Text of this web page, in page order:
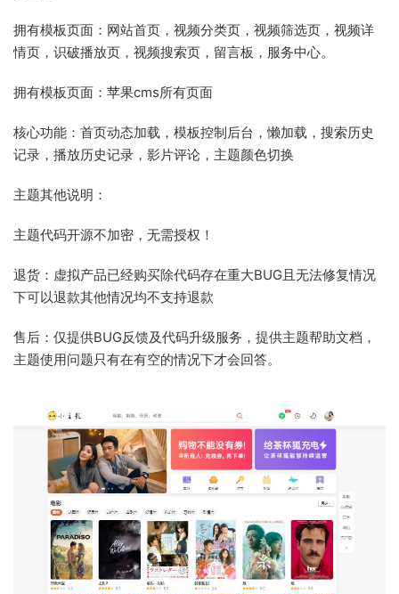
拥有模板页面：网站首页，视频分类页，视频筛选页，视频详
情页，识破播放页，视频搜索页，留言板，服务中心。
拥有模板页面：苹果cms所有页面
核心功能：首页动态加载，模板控制后台，懒加载，搜索历史
记录，播放历史记录，影片评论，主题颜色切换
主题其他说明：
主题代码开源不加密，无需授权！
退货：虚拟产品已经购买除代码存在重大BUG且无法修复情况
下可以退款其他情况均不支持退款
售后：仅提供BUG反馈及代码升级服务，提供主题帮助文档，
主题使用问题只有在有空的情况下才会回答。